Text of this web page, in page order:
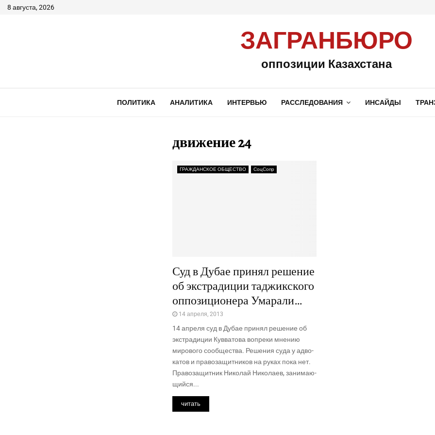
8 августа, 2026
ЗАГРАНБЮРО
оппозиции Казахстана
ПОЛИТИКА АНАЛИТИКА ИНТЕРВЬЮ РАССЛЕДОВАНИЯ ИНСАЙДЫ
движение 24
ГРАЖДАНСКОЕ ОБЩЕСТВО СоцСопр
Суд в Дубае принял решение
об экстрадиции таджикского
оппозиционера Умарали…
14 апреля, 2013
14 апре­ля суд в Дубае при­нял реше­ние об
экс­тра­ди­ции Кув­ва­то­ва вопре­ки мне­нию
миро­во­го сооб­ще­ства. Реше­ния суда у адво­
ка­тов и пра­во­за­щит­ни­ков на руках пока нет.
Пра­во­за­щит­ник Нико­лай Нико­ла­ев, зани­ма­ю­
щий­ся...
читать